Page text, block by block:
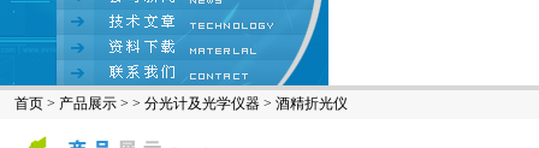
首页 > 产品展示 > > 分光计及光学仪器 > 酒精折光仪